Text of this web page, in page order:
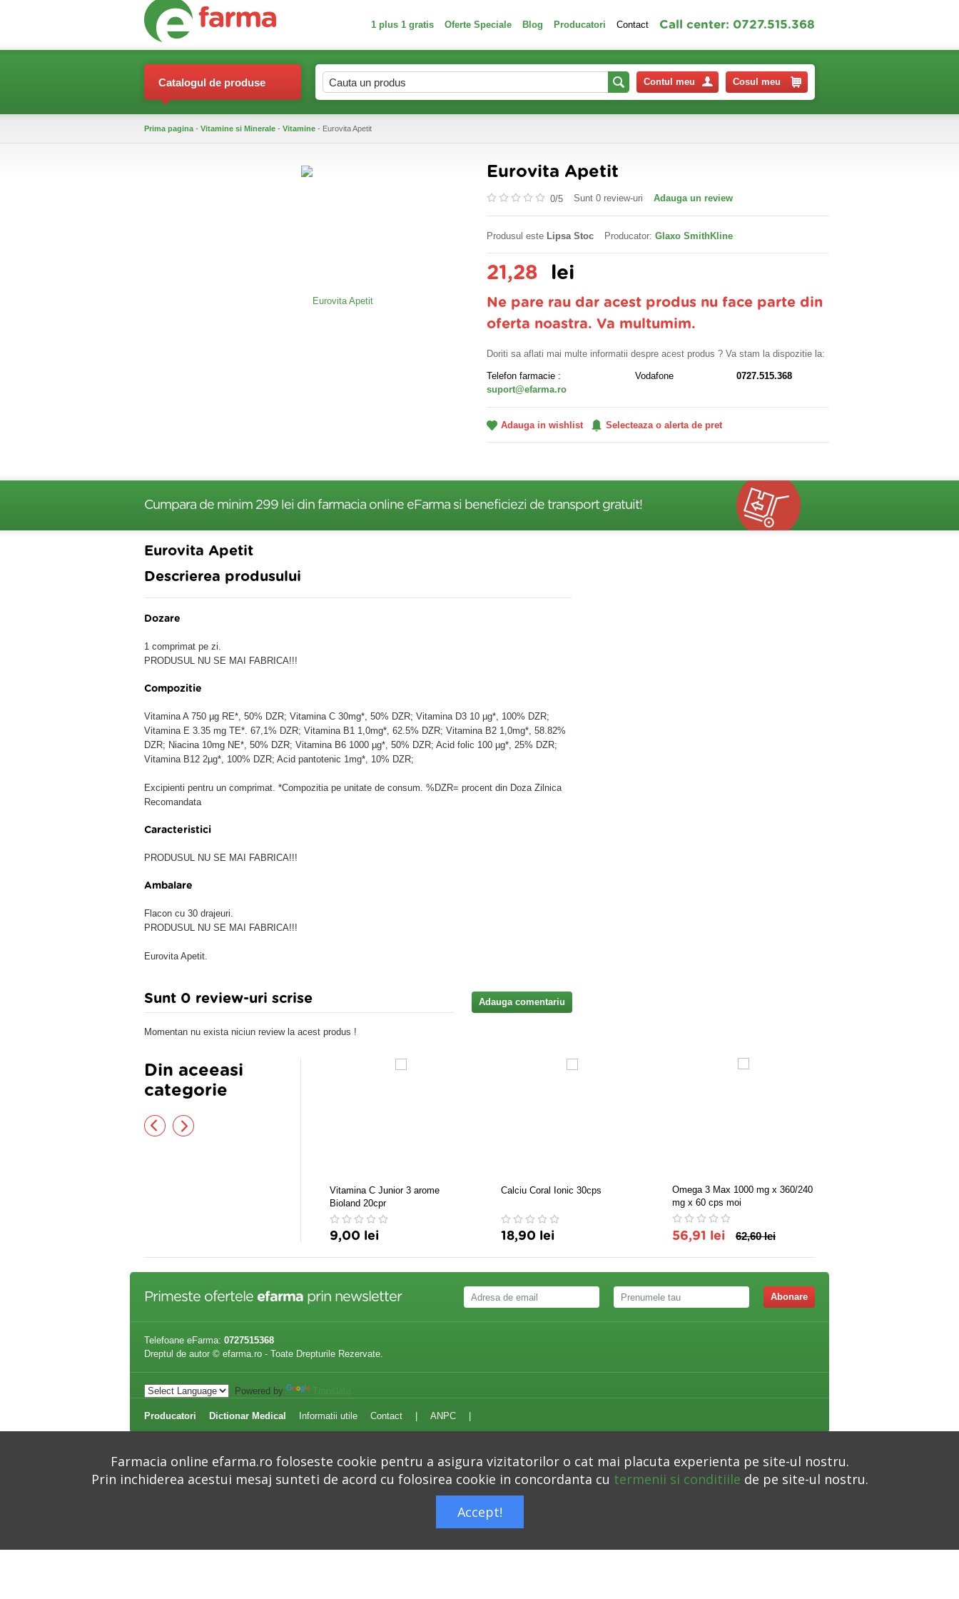
1 plus 1 gratis Oferte Speciale Blog Producatori Contact Call center: 0727.515.368
Catalogul de produse Contul meu Cosul meu
Prima pagina - Vitamine si Minerale - Vitamine - Eurovita Apetit
Eurovita Apetit
0/5 Sunt 0 review-uri Adauga un review
Produsul este Lipsa Stoc Producator: Glaxo SmithKline
21,28 lei
Ne pare rau dar acest produs nu face parte din
oferta noastra. Va multumim.
Doriti sa aflati mai multe informatii despre acest produs ? Va stam la dispozitie la:
Telefon farmacie : Vodafone
0727.515.368
suport@efarma.ro
Adauga in wishlist Selecteaza o alerta de pret
Cumpara de minim 299 lei din farmacia online eFarma si beneficiezi de transport gratuit!
Eurovita Apetit
Descrierea produsului
Dozare
1 comprimat pe zi.
PRODUSUL NU SE MAI FABRICA!!!
Compozitie
Vitamina A 750 µg RE*, 50% DZR; Vitamina C 30mg*, 50% DZR; Vitamina D3 10 µg*, 100% DZR;
Vitamina E 3.35 mg TE*. 67,1% DZR; Vitamina B1 1,0mg*, 62.5% DZR; Vitamina B2 1,0mg*, 58.82%
DZR; Niacina 10mg NE*, 50% DZR; Vitamina B6 1000 µg*, 50% DZR; Acid folic 100 µg*, 25% DZR;
Vitamina B12 2µg*, 100% DZR; Acid pantotenic 1mg*, 10% DZR;
Excipienti pentru un comprimat. *Compozitia pe unitate de consum. %DZR= procent din Doza Zilnica
Recomandata
Caracteristici
PRODUSUL NU SE MAI FABRICA!!!
Ambalare
Flacon cu 30 drajeuri.
PRODUSUL NU SE MAI FABRICA!!!
Eurovita Apetit.
Sunt 0 review-uri scrise Adauga comentariu
Momentan nu exista niciun review la acest produs !
Din aceeasi
categorie
Vitamina C Junior 3 arome
Bioland 20cpr
9,00 lei
Calciu Coral Ionic 30cps
18,90 lei
Omega 3 Max 1000 mg x 360/240
mg x 60 cps moi
56,91 lei 62,60 lei
Primeste ofertele efarma prin newsletter Abonare
Telefoane eFarma: 0727515368
Dreptul de autor © efarma.ro - Toate Drepturile Rezervate.
Powered by
Producatori Dictionar Medical Informatii utile Contact ANPC
Autoritatea Nationala pentru Protectia Consumatorilor –
Farmacia online efarma.ro foloseste cookie pentru a asigura vizitatorilor o cat mai placuta experienta pe site-ul nostru.
Prin inchiderea acestui mesaj sunteti de acord cu folosirea cookie in concordanta cu termenii si conditiile de pe site-ul nostru.
Accept!